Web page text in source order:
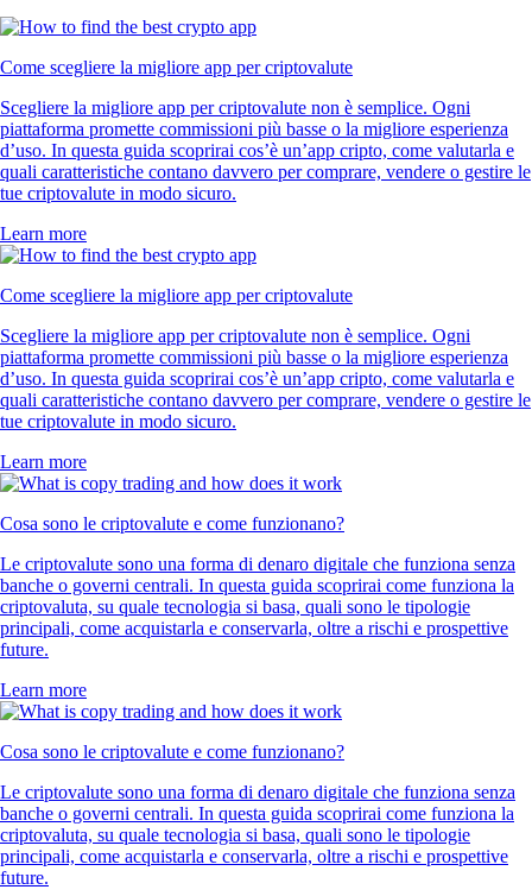
Come scegliere la migliore app per criptovalute
Scegliere la migliore app per criptovalute non è semplice. Ogni
piattaforma promette commissioni più basse o la migliore esperienza
d’uso. In questa guida scoprirai cos’è un’app cripto, come valutarla e
quali caratteristiche contano davvero per comprare, vendere o gestire le
tue criptovalute in modo sicuro.
Learn more
Come scegliere la migliore app per criptovalute
Scegliere la migliore app per criptovalute non è semplice. Ogni
piattaforma promette commissioni più basse o la migliore esperienza
d’uso. In questa guida scoprirai cos’è un’app cripto, come valutarla e
quali caratteristiche contano davvero per comprare, vendere o gestire le
tue criptovalute in modo sicuro.
Learn more
Cosa sono le criptovalute e come funzionano?
Le criptovalute sono una forma di denaro digitale che funziona senza
banche o governi centrali. In questa guida scoprirai come funziona la
criptovaluta, su quale tecnologia si basa, quali sono le tipologie
principali, come acquistarla e conservarla, oltre a rischi e prospettive
future.
Learn more
Cosa sono le criptovalute e come funzionano?
Le criptovalute sono una forma di denaro digitale che funziona senza
banche o governi centrali. In questa guida scoprirai come funziona la
criptovaluta, su quale tecnologia si basa, quali sono le tipologie
principali, come acquistarla e conservarla, oltre a rischi e prospettive
future.